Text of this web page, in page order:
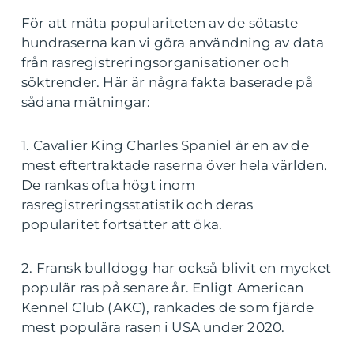
För att mäta populariteten av de sötaste
hundraserna kan vi göra användning av data
från rasregistreringsorganisationer och
söktrender. Här är några fakta baserade på
sådana mätningar:
1. Cavalier King Charles Spaniel är en av de
mest eftertraktade raserna över hela världen.
De rankas ofta högt inom
rasregistreringsstatistik och deras
popularitet fortsätter att öka.
2. Fransk bulldogg har också blivit en mycket
populär ras på senare år. Enligt American
Kennel Club (AKC), rankades de som fjärde
mest populära rasen i USA under 2020.